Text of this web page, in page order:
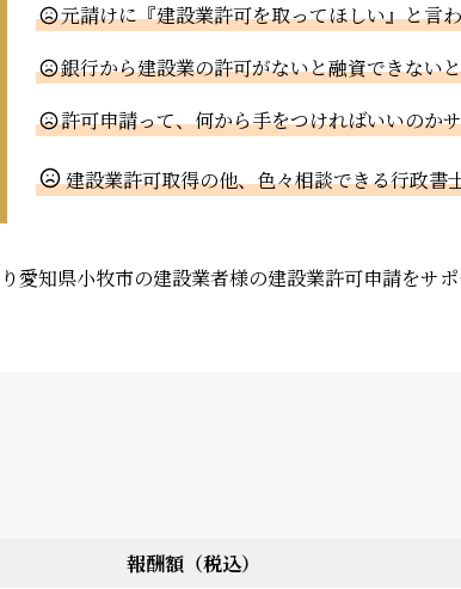
元請けに『建設業許可を取ってほしい』と言
銀行から建設業の許可がないと融資できない
許可申請って、何から手をつければいいのか
建設業許可取得の他、色々相談できる行政書
愛知県小牧市の建設業者様の建設業許可申請をサ
報酬額（税込）